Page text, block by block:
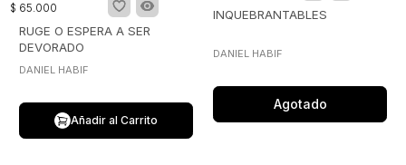
$ 65.000
RUGE O ESPERA A SER
DEVORADO
DANIEL HABIF
Añadir al Carrito
INQUEBRANTABLES
DANIEL HABIF
Agotado